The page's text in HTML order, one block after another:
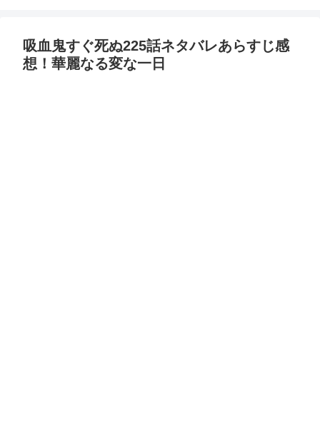
吸血鬼すぐ死ぬ225話ネタバレあらすじ感
想！華麗なる変な一日